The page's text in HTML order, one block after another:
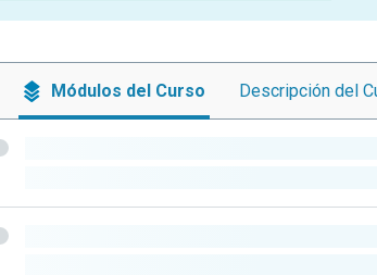
Módulos del Curso Descripción del